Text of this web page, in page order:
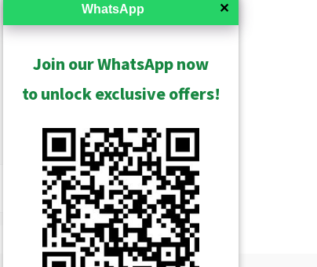
Показать архив
✕
WhatsApp
Join our WhatsApp now
to unlock exclusive offers!